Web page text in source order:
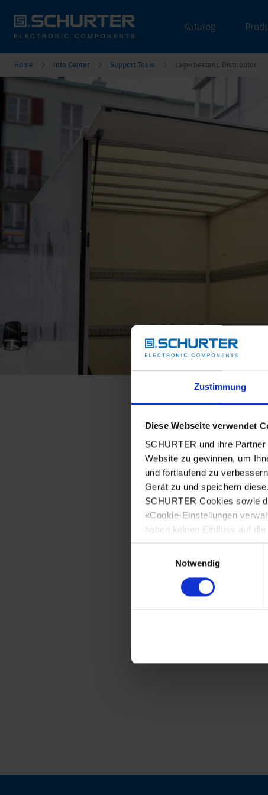
Zustimmung
Diese Webseite verwendet
SCHURTER und ihre
Website zu gewinnen, um
und fortlaufend zu
Gerät zu und speichern
SCHURTER Cookies sowie
«Cookie-Einstellungen
haben keinen Einfluss auf
Notwendig
Katalog
Home Info Center Support Tools Lagerbestand Distributor